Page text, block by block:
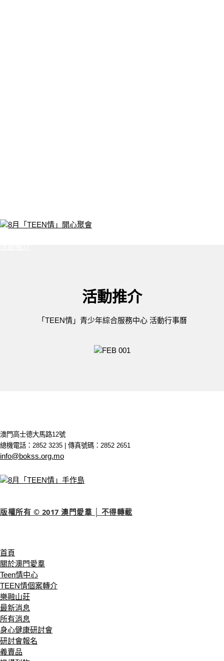
活動推介
「TEEN情」青少年綜合服務中心 活動行事曆
澳門高士德大馬路12號
總機電話：2852 3235 | 傳真號碼：2852 2651
info@bokss.org.mo
版權所有 © 2017 澳門愛羣 │ 不得轉載
首頁
關於澳門愛羣
Teen情中心
TEEN情個案轉介
樂融山莊
最新消息
所有消息
身心健康研討會
研討會報名
義賣品